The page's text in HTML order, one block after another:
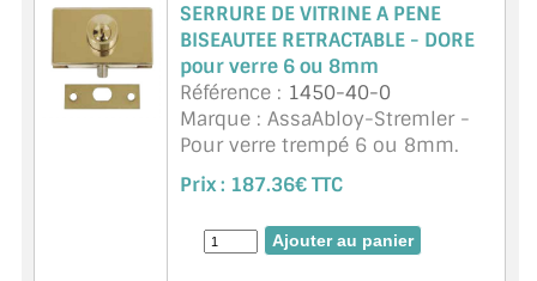
NUANCIER RAL
COMMENT COUPER DU VERRE ?
CONSEILS / AIDE
A PROPOS DE LA LIVRAISON
SERRURE DE VITRINE A PENE
BISEAUTEE RETRACTABLE - DORE
pour verre 6 ou 8mm
Référence : 1450-40-0
Marque : AssaAbloy-Stremler -
Pour verre trempé 6 ou 8mm.
Existe en chromé brillant, mat
ou doré.
Prix : 187.36€ TTC